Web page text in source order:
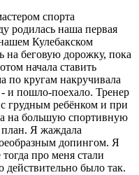
спорта
родилась наша первая
Кулебакском
на беговую дорожку, пока
начала ставить
по кругам накручивала
и пошло-поехало. Тренер
грудным ребёнком и при
на большую спортивную
план. Я жаждала
допингом. Я
про меня стали
действительно было так.